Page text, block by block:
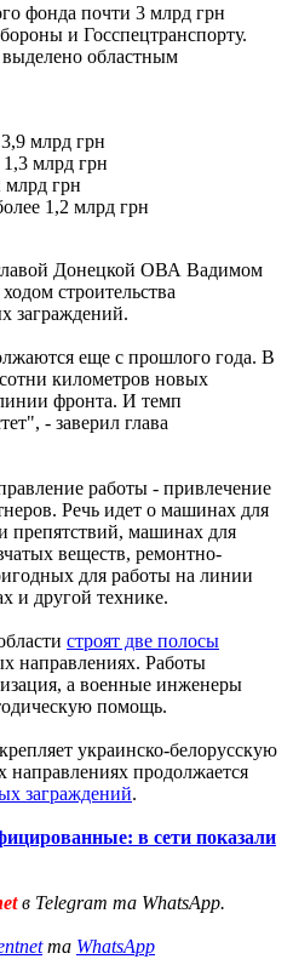
фонда почти 3 млрд грн
и Госспецтранспорту.
областным
млрд грн
млрд грн
млрд грн
1,2 млрд грн
Донецкой ОВА Вадимом
строительства
заграждений.
еще с прошлого года. В
километров новых
фронта. И темп
- заверил глава
работы - привлечение
Речь идет о машинах для
препятствий, машинах для
веществ, ремонтно-
для работы на линии
и другой технике.
строят две полосы
направлениях. Работы
а военные инженеры
помощь.
украинско-белорусскую
продолжается
заграждений.
в сети показали
в Telegram та WhatsApp.
та WhatsApp